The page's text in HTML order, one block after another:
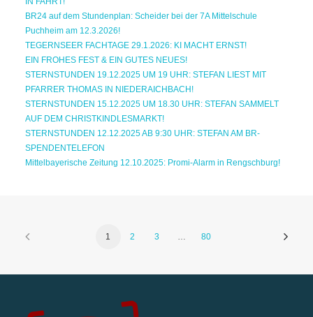
BR24 auf dem Stundenplan: Scheider bei der 7A Mittelschule
Puchheim am 12.3.2026!
TEGERNSEER FACHTAGE 29.1.2026: KI MACHT ERNST!
EIN FROHES FEST & EIN GUTES NEUES!
STERNSTUNDEN 19.12.2025 UM 19 UHR: STEFAN LIEST MIT
PFARRER THOMAS IN NIEDERAICHBACH!
STERNSTUNDEN 15.12.2025 UM 18.30 UHR: STEFAN SAMMELT
AUF DEM CHRISTKINDLESMARKT!
STERNSTUNDEN 12.12.2025 AB 9:30 UHR: STEFAN AM BR-
SPENDENTELEFON
Mittelbayerische Zeitung 12.10.2025: Promi-Alarm in Rengschburg!
1 2 3 80